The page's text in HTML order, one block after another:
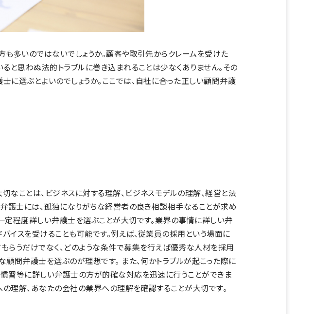
多いのではないでしょうか。顧客や取引先からクレームを受けた
と思わぬ法的トラブルに巻き込まれることは少なくありません。その
選ぶとよいのでしょうか。ここでは、自社に合った正しい顧問弁護
ことは、ビジネスに対する理解、ビジネスモデルの理解、経営と法
護士には、孤独になりがちな経営者の良き相談相手なることが求め
定程度詳しい弁護士を選ぶことが大切です。業界の事情に詳しい弁
イスを受けることも可能です。例えば、従業員の採用という場面に
らうだけでなく、どのような条件で募集を行えば優秀な人材を採用
問弁護士を選ぶのが理想です。 また、何かトラブルが起こった際に
習等に詳しい弁護士の方が的確な対応を迅速に行うことができま
理解、あなたの会社の業界への理解を確認することが大切です。